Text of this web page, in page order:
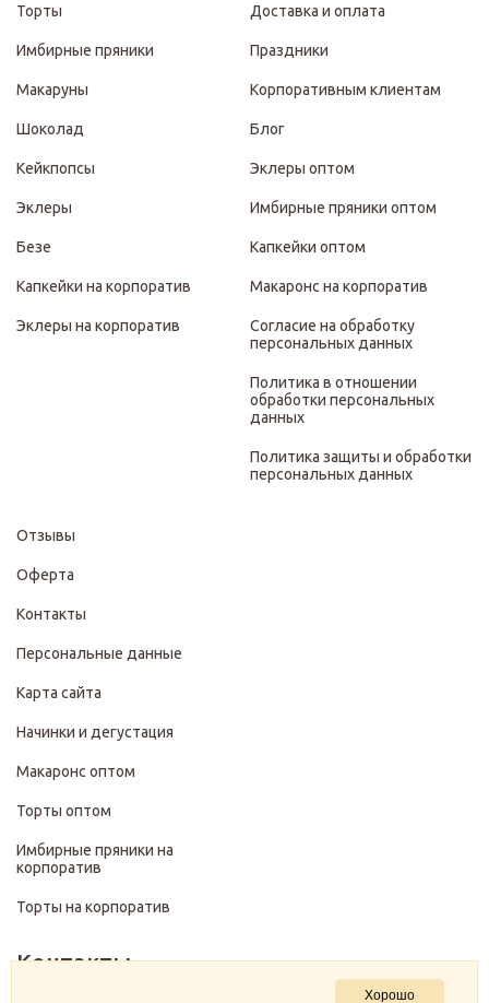
Торты
Имбирные пряники
Макаруны
Шоколад
Кейкпопсы
Эклеры
Безе
Капкейки на корпоратив
Эклеры на корпоратив
Доставка и оплата
Праздники
Корпоративным клиентам
Блог
Эклеры оптом
Имбирные пряники оптом
Капкейки оптом
Макаронс на корпоратив
Согласие на обработку
персональных данных
Политика в отношении
обработки персональных
данных
Политика защиты и обработки
персональных данных
Отзывы
Оферта
Контакты
Персональные данные
Карта сайта
Начинки и дегустация
Макаронс оптом
Торты оптом
Имбирные пряники на
корпоратив
Торты на корпоратив
Контакты
Хорошо